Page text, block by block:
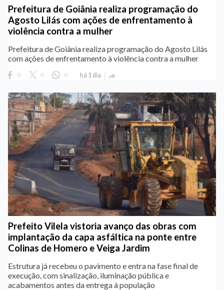
Prefeitura de Goiânia realiza programação do
Agosto Lilás com ações de enfrentamento à
violência contra a mulher
Prefeitura de Goiânia realiza programação do Agosto Lilás
com ações de enfrentamento à violência contra a mulher
0 0 0 há 1 dia 
Prefeito Vilela vistoria avanço das obras com
implantação da capa asfáltica na ponte entre
Colinas de Homero e Veiga Jardim
Estrutura já recebeu o pavimento e entra na fase final de
execução, com sinalização, iluminação pública e
acabamentos antes da entrega à população